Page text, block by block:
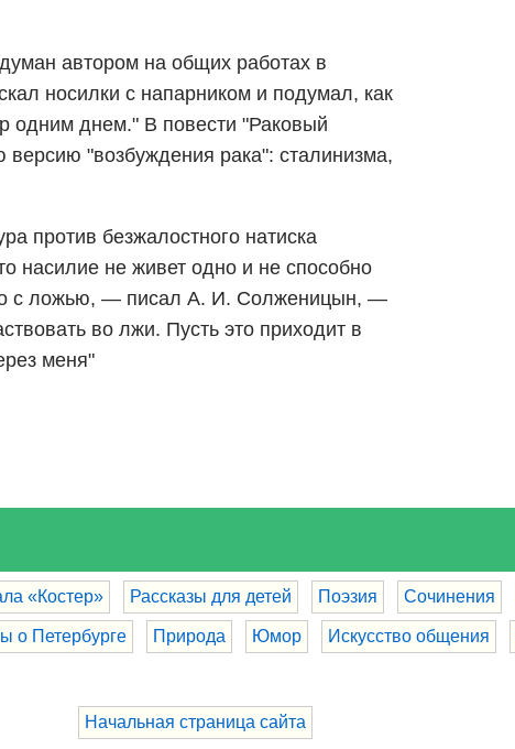
автором на общих работах в
носилки с напарником и подумал, как
одним днем." В повести "Раковый
"возбуждения рака": сталинизма,
против безжалостного натиска
насилие не живет одно и не способно
с ложью, — писал А. И. Солженицын, —
во лжи. Пусть это приходит в
меня"
«Костер» Рассказы для детей Поэзия Сочинения
о Петербурге Природа Юмор Искусство общения
Начальная страница сайта